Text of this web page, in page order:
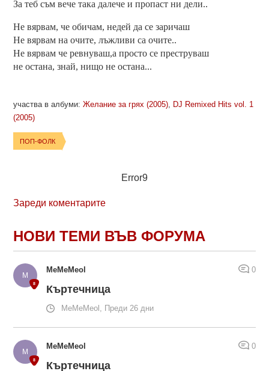
За теб съм вече така далече и пропаст ни дели..
Не вярвам, че обичам, недей да се заричаш
Не вярвам на очите, лъжливи са очите..
Не вярвам че ревнуваш,а просто се преструваш
не остана, знай, нищо не остана...
участва в албуми:Желание за грях (2005) DJ Remixed Hits vol. 1
(2005)
ПОП-ФОЛК
Error9
Зареди коментарите
НОВИ ТЕМИ ВЪВ ФОРУМА
MeMeMeol 0
Къртечница
MeMeMeol, Преди 26 дни
MeMeMeol 0
Къртечница